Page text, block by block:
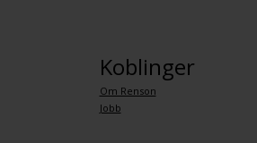
Koblinger
Om Renson
Jobb